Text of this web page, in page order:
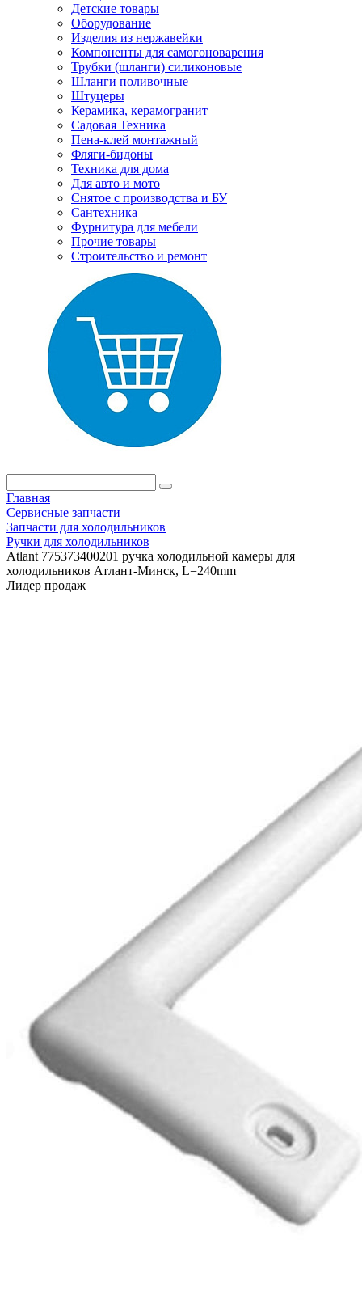
Детские товары
Оборудование
Изделия из нержавейки
Компоненты для самогоноварения
Трубки (шланги) силиконовые
Шланги поливочные
Штуцеры
Керамика, керамогранит
Садовая Техника
Пена-клей монтажный
Фляги-бидоны
Техника для дома
Для авто и мото
Снятое с производства и БУ
Сантехника
Фурнитура для мебели
Прочие товары
Строительство и ремонт
Главная
Сервисные запчасти
Запчасти для холодильников
Ручки для холодильников
Atlant 775373400201 ручка холодильной камеры для
холодильников Атлант-Минск, L=240mm
Лидер продаж